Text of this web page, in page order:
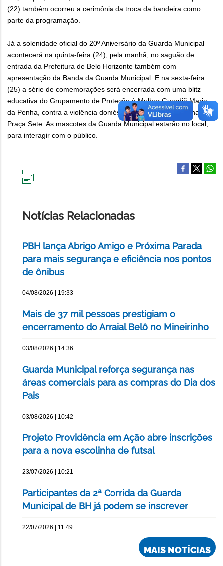
(22) também ocorreu a cerimônia da troca da bandeira como
parte da programação.
Já a solenidade oficial do 20º Aniversário da Guarda Municipal
acontecerá na quinta-feira (24), pela manhã, no saguão de
entrada da Prefeitura de Belo Horizonte também com
apresentação da Banda da Guarda Municipal. E na sexta-feira
(25) a série de comemorações será encerrada com uma blitz
educativa do Grupamento de Proteção à Mulher Guardiã Maria
da Penha, contra a violência doméstica e familiar, às 10h, na
Praça Sete. As mascotes da Guarda Municipal estarão no local,
para interagir com o público.
Notícias Relacionadas
PBH lança Abrigo Amigo e Próxima Parada
para mais segurança e eficiência nos pontos
de ônibus
04/08/2026 | 19:33
Mais de 37 mil pessoas prestigiam o
encerramento do Arraial Belô no Mineirinho
03/08/2026 | 14:36
Guarda Municipal reforça segurança nas
áreas comerciais para as compras do Dia dos
Pais
03/08/2026 | 10:42
Projeto Providência em Ação abre inscrições
para a nova escolinha de futsal
23/07/2026 | 10:21
Participantes da 2ª Corrida da Guarda
Municipal de BH já podem se inscrever
22/07/2026 | 11:49
MAIS NOTÍCIAS